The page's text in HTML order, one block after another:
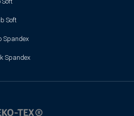
Soft
Spandex
Spandex